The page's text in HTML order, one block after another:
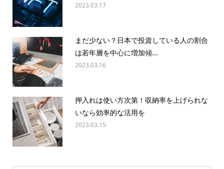
2023.03.17
まだ少ない？日本で投資している人の割合
は若年層を中心に増加傾...
2023.03.16
押入れは使い方次第！収納率を上げられな
いなら効率的な活用を
2023.03.15